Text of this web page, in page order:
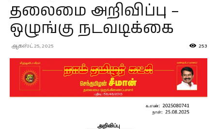
தலைமை அறிவிப்பு –
ஒழுங்கு நடவடிக்கை
ஆகஸ்ட் 25, 2025 253